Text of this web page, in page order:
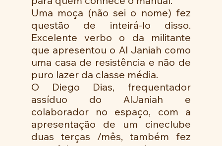
Uma moça (não sei o nome) fez
questão de inteirá-lo disso.
Excelente verbo o da militante
que apresentou o Al Janiah como
uma casa de resistência e não de
puro lazer da classe média.
O Diego Dias, frequentador
assíduo do AlJaniah e
colaborador no espaço, com a
apresentação de um cineclube
duas terças /mês, também fez